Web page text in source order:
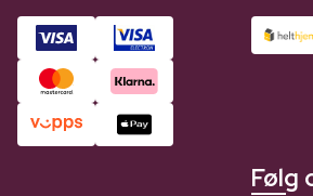
Følg